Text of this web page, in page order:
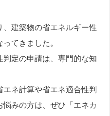
建築物の省エネルギー性
てきました。
判定の申請は、専門的な知
ネ計算や省エネ適合性判
みの方は、ぜひ「エネカ